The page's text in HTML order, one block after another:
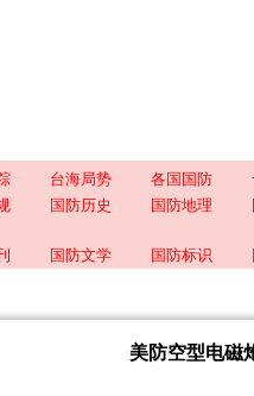
台海局势 各国国防
国防历史 国防地理
国防文学 国防标识
美防空型电磁